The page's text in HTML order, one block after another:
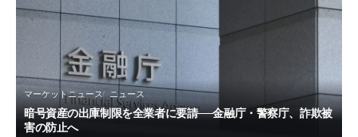
マーケットニュース ニュース
暗号資産の出庫制限を全業者に要請──金融庁・警察庁、詐欺被
害の防止へ